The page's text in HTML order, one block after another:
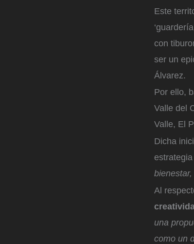
Este
con
ser un
Álvarez.
Por ello,
Valle del
Valle, El
Dicha
Al
una
como un